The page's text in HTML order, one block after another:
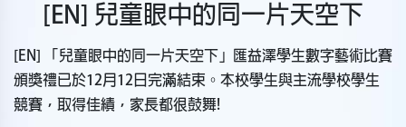
[EN] 兒童眼中的同一片天空下
[EN] 「兒童眼中的同一片天空下」匯益澤學生數字藝術比賽
頒獎禮已於12月12日完滿結束。本校學生與主流學校學生
競賽，取得佳績，家長都很鼓舞!